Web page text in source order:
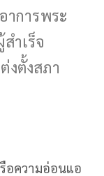
าการพระ
ำเร็จ
งตั้งสภา
ดิน ?
อความอ่อนแอ